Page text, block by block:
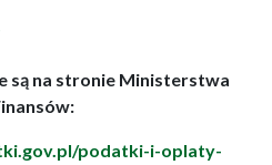
są na stronie Ministerstwa
podatki-i-oplaty-